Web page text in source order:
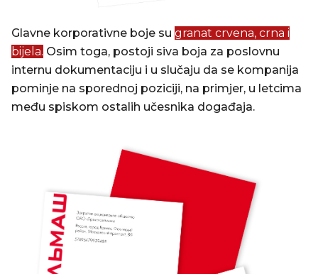
Glavne korporativne boje su granat crvena, crna i
bijela. Osim toga, postoji siva boja za poslovnu
internu dokumentaciju i u slučaju da se kompanija
pominje na sporednoj poziciji, na primjer, u letcima
među spiskom ostalih učesnika događaja.